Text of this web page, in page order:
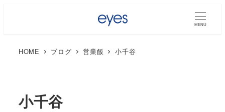
MENU
HOME ブログ 営業飯 小千谷
小千谷